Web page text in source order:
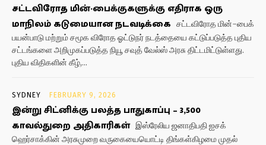
சட்டவிரோத மின்-பைக்குகளுக்கு எதிராக ஒரு
மாநிலம் கடுமையான நடவடிக்கை சட்டவிரோத மின்-பைக்
பயன்பாடு மற்றும் சமூக விரோத ஓட்டுநர் நடத்தையை கட்டுப்படுத்த புதிய
சட்டங்களை அறிமுகப்படுத்த நியூ சவுத் வேல்ஸ் அரசு திட்டமிட்டுள்ளது.
புதிய விதிகளின் கீழ்,...
SYDNEY FEBRUARY 9, 2026
இன்று சிட்னிக்கு பலத்த பாதுகாப்பு – 3,500
காவல்துறை அதிகாரிகள் இஸ்ரேலிய ஜனாதிபதி ஐசக்
ஹெர்சாக்கின் அரசுமுறை வருகையையொட்டி திங்கள்கிழமை முதல்